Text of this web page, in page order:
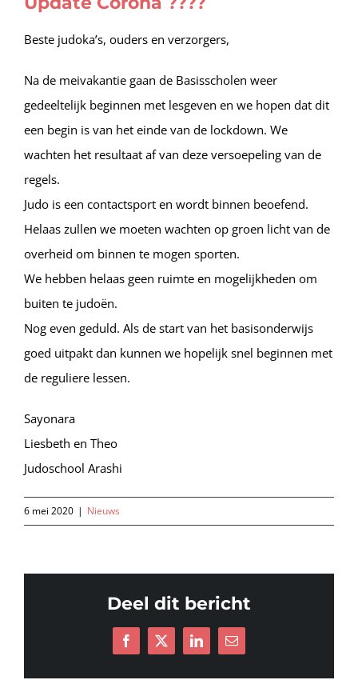
Beste judoka’s, ouders en verzorgers,
Na de meivakantie gaan de Basisscholen weer
gedeeltelijk beginnen met lesgeven en we hopen dat dit
een begin is van het einde van de lockdown. We
wachten het resultaat af van deze versoepeling van de
regels.
Judo is een contactsport en wordt binnen beoefend.
Helaas zullen we moeten wachten op groen licht van de
overheid om binnen te mogen sporten.
We hebben helaas geen ruimte en mogelijkheden om
buiten te judoën.
Nog even geduld. Als de start van het basisonderwijs
goed uitpakt dan kunnen we hopelijk snel beginnen met
de reguliere lessen.
Sayonara
Liesbeth en Theo
Judoschool Arashi
6 mei 2020 | Nieuws
Deel dit bericht
Facebook
X LinkedIn
E-
mail